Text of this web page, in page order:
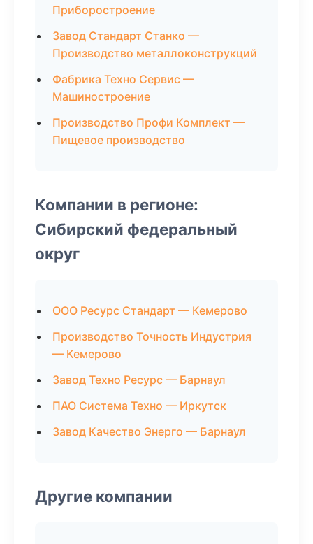
Приборостроение
Завод Стандарт Станко —
Производство металлоконструкций
Фабрика Техно Сервис —
Машиностроение
Производство Профи Комплект —
Пищевое производство
Компании в регионе:
Сибирский федеральный
округ
ООО Ресурс Стандарт — Кемерово
Производство Точность Индустрия
— Кемерово
Завод Техно Ресурс — Барнаул
ПАО Система Техно — Иркутск
Завод Качество Энерго — Барнаул
Другие компании